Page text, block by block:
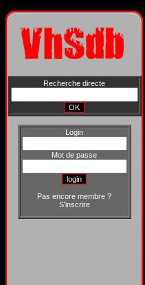
Recherche directe
Login
Mot de passe
Pas encore membre ?
S'inscrire